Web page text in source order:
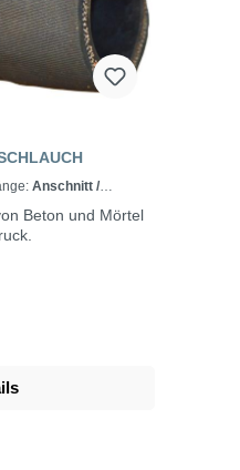
Anschnitt /
Beton und Mörtel